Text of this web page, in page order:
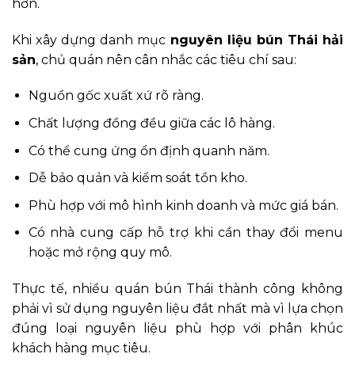
hơn.
Khi xây dựng danh mục nguyên liệu bún Thái hải
sản, chủ quán nên cân nhắc các tiêu chí sau:
Nguồn gốc xuất xứ rõ ràng.
Chất lượng đồng đều giữa các lô hàng.
Có thể cung ứng ổn định quanh năm.
Dễ bảo quản và kiểm soát tồn kho.
Phù hợp với mô hình kinh doanh và mức giá bán.
Có nhà cung cấp hỗ trợ khi cần thay đổi menu
hoặc mở rộng quy mô.
Thực tế, nhiều quán bún Thái thành công không
phải vì sử dụng nguyên liệu đắt nhất mà vì lựa chọn
đúng loại nguyên liệu phù hợp với phân khúc
khách hàng mục tiêu.